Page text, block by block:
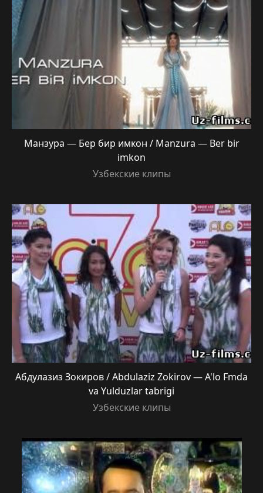
Манзура — Бер бир имкон / Manzura — Ber bir
imkon
Узбекские клипы
Абдулазиз Зокиров / Abdulaziz Zokirov — A'lo Fmda
va Yulduzlar tabrigi
Узбекские клипы